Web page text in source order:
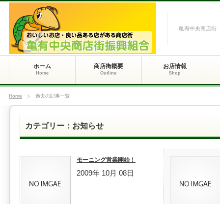
亀有中央商店街
ホーム
Home
商店街概要
Outline
お店情報
Shop
Home 過去の記事一覧
カテゴリー：お知らせ
モーニング営業開始！
2009年 10月 08日